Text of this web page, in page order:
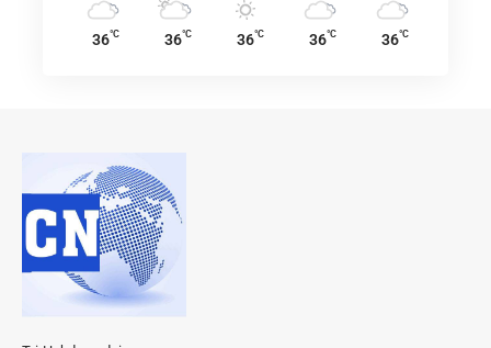
36°C 36°C 36°C 36°C 36°C